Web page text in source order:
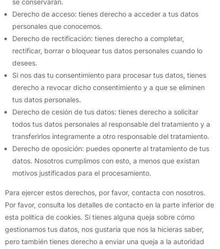
se conservarán.
Derecho de acceso: tienes derecho a acceder a tus datos
personales que conocemos.
Derecho de rectificación: tienes derecho a completar,
rectificar, borrar o bloquear tus datos personales cuando lo
desees.
Si nos das tu consentimiento para procesar tus datos, tienes
derecho a revocar dicho consentimiento y a que se eliminen
tus datos personales.
Derecho de cesión de tus datos: tienes derecho a solicitar
todos tus datos personales al responsable del tratamiento y a
transferirlos íntegramente a otro responsable del tratamiento.
Derecho de oposición: puedes oponerte al tratamiento de tus
datos. Nosotros cumplimos con esto, a menos que existan
motivos justificados para el procesamiento.
Para ejercer estos derechos, por favor, contacta con nosotros.
Por favor, consulta los detalles de contacto en la parte inferior de
esta política de cookies. Si tienes alguna queja sobre cómo
gestionamos tus datos, nos gustaría que nos la hicieras saber,
pero también tienes derecho a enviar una queja a la autoridad